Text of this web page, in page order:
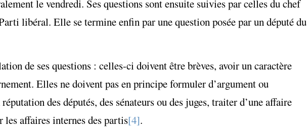
le vendredi. Ses questions sont ensuite suivies par celles du chef
libéral. Elle se termine enfin par une question posée par un député du
de ses questions : celles-ci doivent être brèves, avoir un caractère
Elles ne doivent pas en principe formuler d’argument ou
des députés, des sénateurs ou des juges, traiter d’une affaire
les affaires internes des partis[4].